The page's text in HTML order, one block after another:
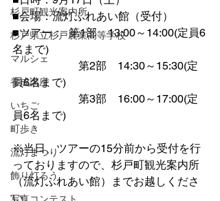
杉戸町観光案内所
杉戸県立杉戸農業高等学校
マルシェ
養成講座
いちご
町歩き
流灯まつり
飾り灯ろう
■会場：流灯ふれあい館（受付）
■ツアー：  第1部　13:00～14:00(定員6
名まで)
		　第2部　14:30～15:30(定
員6名まで)
員6名まで)
※当日、ツアーの15分前から受付を行
っておりますので、杉戸町観光案内所
（流灯ふれあい館）までお越しくださ
い。